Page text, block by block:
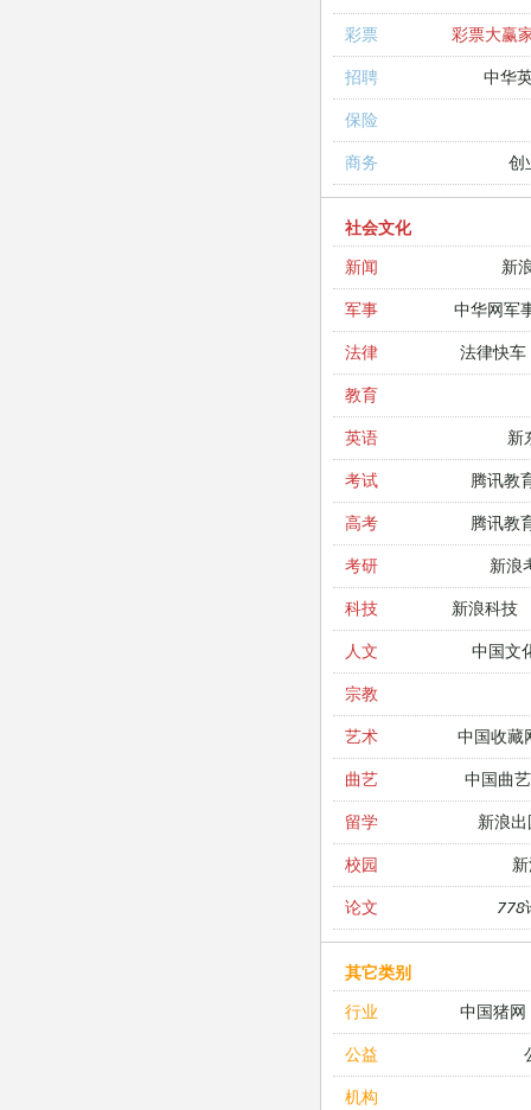
彩票 彩票大赢
招聘 中华
保险
商务 创
社会文化
新闻
新
军事 中华网军
法律 法律快车
教育
英语 新
考试 腾讯教
高考 腾讯教
考研 新浪
科技 新浪科技
人文 中国文
宗教
艺术 中国收藏
曲艺 中国曲
留学 新浪
校园
论文 778
其它类别
行业
中国猪网
公益
机构